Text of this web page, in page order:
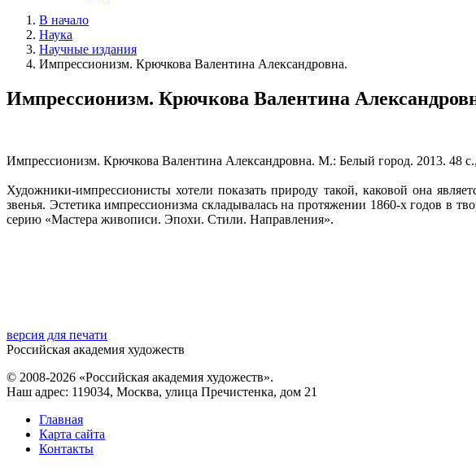
В начало
Наука
Научные издания
Импрессионизм. Крючкова Валентина Александровна.
Импрессионизм. Крючкова Валентина
Импрессионизм. Крючкова Валентина Александровна. М.: Белый город. 2013. 48
Художники-импрессионисты хотели показать природу такой, каковой она
звенья. Эстетика импрессионизма складывалась на протяжении 1860-х годов в
серию «Мастера живописи. Эпохи. Стили. Направления».
версия для печати
Российская академия художеств
© 2008-2026 «Российская академия художеств».
Наш адрес: 119034, Москва, улица Пречистенка, дом 21
Главная
Карта сайта
Контакты